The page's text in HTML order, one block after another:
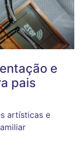
e
pais
artísticas e